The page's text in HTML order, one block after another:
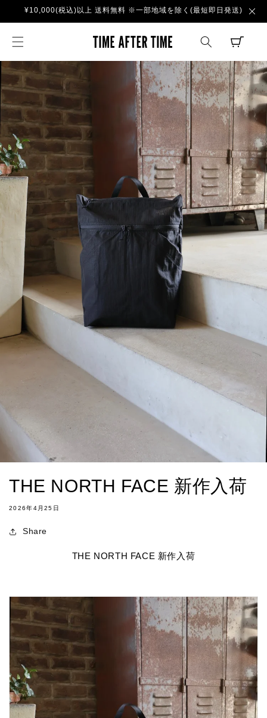
ンツに
進む
¥10,000(税込)以上 送料無料 ※一部地域を除く(最短即日発送)
TIME AFTER
CART
THE NORTH FACE 新作入荷
2026年4月25日
Share
THE NORTH FACE 新作入荷